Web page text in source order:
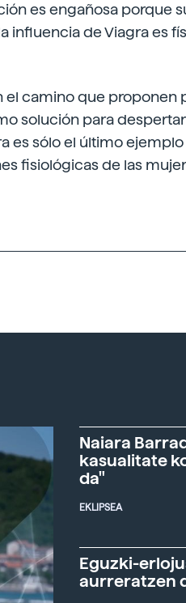
es engañosa porque
influencia de Viagra es
el camino que proponen
solución para
es sólo el último
fisiológicas de las
Naiara
kasualitate
da"
EKLIPSEA
Eguzki-
aurreratzen